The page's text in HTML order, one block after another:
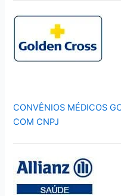
CONVÊNIOS MÉDICOS
COM CNPJ